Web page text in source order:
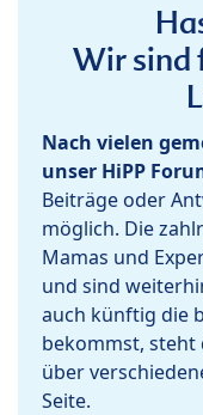
Wir sind
Nach vielen
unser HiPP
Beiträge oder
möglich. Die
Mamas und
und sind
auch künftig die
bekommst, steht
über
Seite.